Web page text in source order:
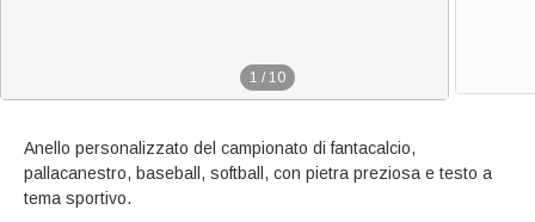
1 / 10
Anello personalizzato del campionato di fantacalcio,
pallacanestro, baseball, softball, con pietra preziosa e testo a
tema sportivo.